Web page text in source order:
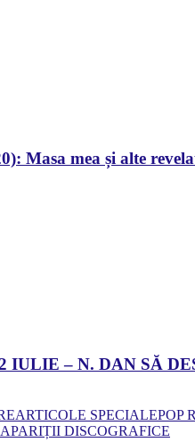
Masa mea și alte
IULIE – N. DAN SĂ
ARTICOLE SPECIALEPOP
APARIȚII DISCOGRAFICE